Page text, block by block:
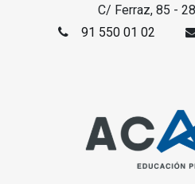
C/ Ferraz, 85 -
91 550 01 02